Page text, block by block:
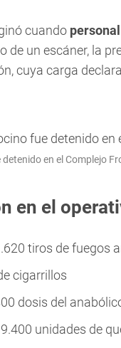
cuando
de un escáner, la
cuya carga
en el Complejo
en el
tiros de fuegos
cigarrillos
dosis del
unidades de